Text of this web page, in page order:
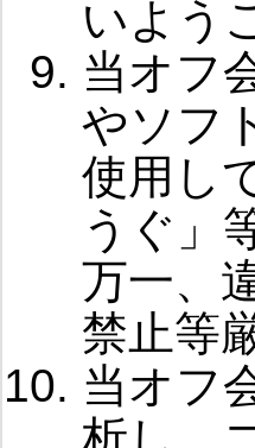
いよう
当オフ
やソフ
使用し
うぐ」
万一、
禁止等
当オフ
析し、